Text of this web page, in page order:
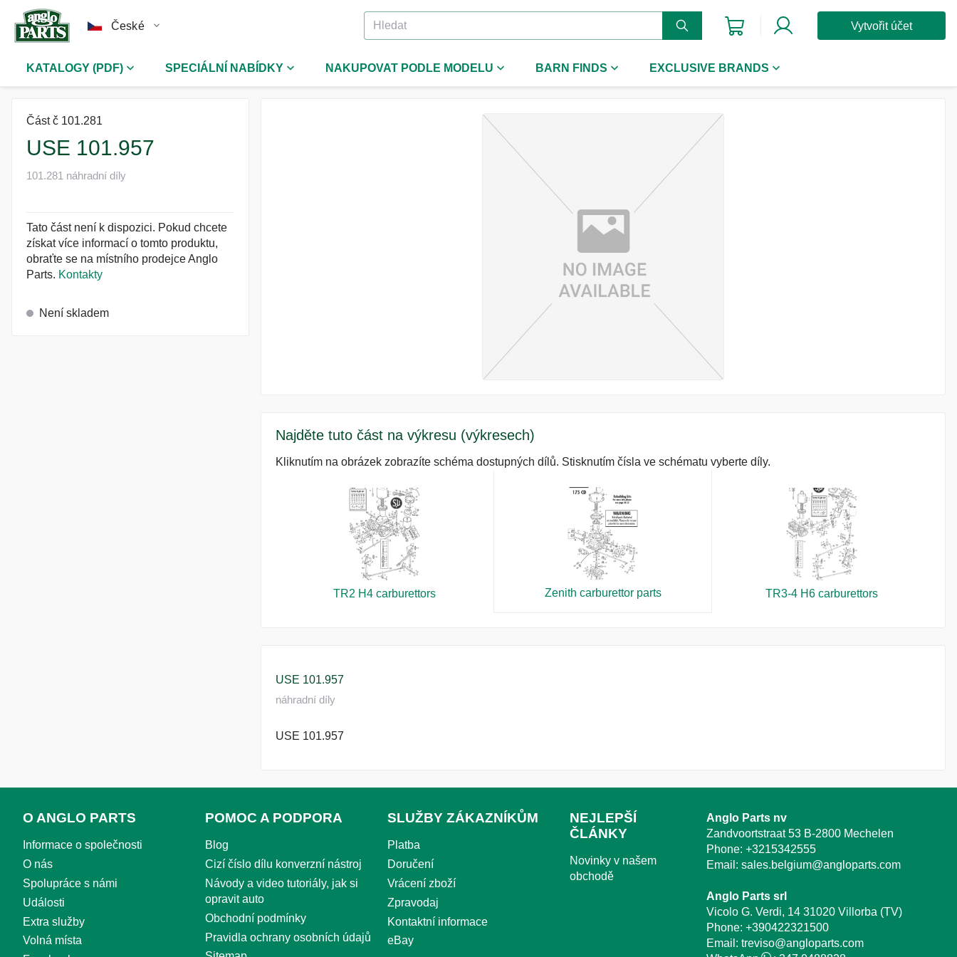
České Vytvořit účet
KATALOGY (PDF) SPECIÁLNÍ NABÍDKY NAKUPOVAT PODLE MODELU BARN FINDS EXCLUSIVE BRANDS
Část č 101.281
USE 101.957
101.281 náhradní díly
Tato část není k dispozici. Pokud chcete
získat více informací o tomto produktu,
obraťte se na místního prodejce Anglo
Parts. Kontakty
Není skladem
Najděte tuto část na výkresu (výkresech)
Kliknutím na obrázek zobrazíte schéma dostupných dílů. Stisknutím čísla ve schématu vyberte díly.
TR2 H4 carburettors Zenith carburettor parts TR3-4 H6 carburettors
USE 101.957
náhradní díly
USE 101.957
O ANGLO PARTS
Informace o společnosti
O nás
Spolupráce s námi
Události
Extra služby
Volná místa
POMOC A PODPORA
Blog
Cizí číslo dílu konverzní nástroj
Návody a video tutoriály, jak si
opravit auto
Obchodní podmínky
Pravidla ochrany osobních údajů
SLUŽBY ZÁKAZNÍKŮM
Platba
Doručení
Vrácení zboží
Zpravodaj
Kontaktní informace
eBay
NEJLEPŠÍ
ČLÁNKY
Novinky v našem
obchodě
Anglo Parts nv
Zandvoortstraat 53 B-2800 Mechelen
Phone: +3215342555
Email: sales.belgium@angloparts.com
Anglo Parts srl
Vicolo G. Verdi, 14 31020 Villorba (TV)
Phone: +390422321500
Email: treviso@angloparts.com